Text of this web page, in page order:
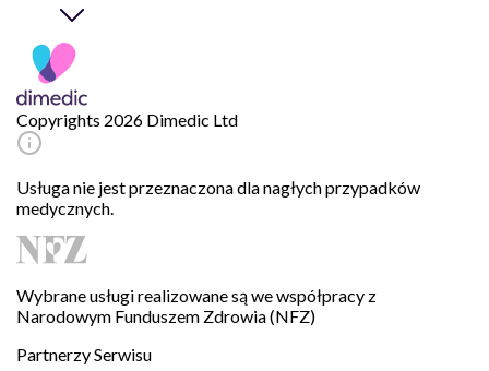
Copyrights 2026 Dimedic Ltd
Usługa nie jest przeznaczona dla nagłych przypadków
medycznych.
Wybrane usługi realizowane są we współpracy z
Narodowym Funduszem Zdrowia (NFZ)
Partnerzy Serwisu